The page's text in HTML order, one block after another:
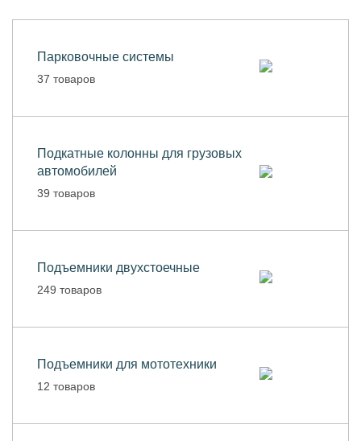
Парковочные системы
37 товаров
Подкатные колонны для грузовых
автомобилей
39 товаров
Подъемники двухстоечные
249 товаров
Подъемники для мототехники
12 товаров